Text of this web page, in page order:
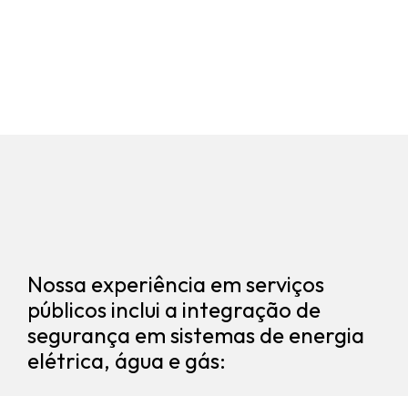
Nossa experiência em serviços
públicos inclui a integração de
segurança em sistemas de energia
elétrica, água e gás: